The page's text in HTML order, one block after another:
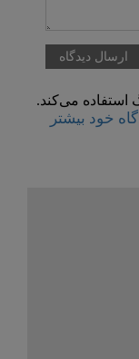
استفاده می‌کند.
خود بیشتر